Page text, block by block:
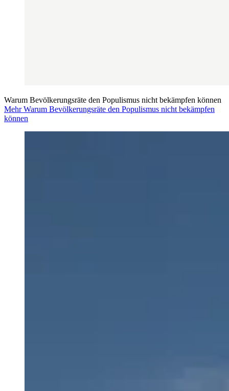
Warum Bevölkerungsräte den Populismus nicht bekämpfen können
Mehr Warum Bevölkerungsräte den Populismus nicht bekämpfen
können